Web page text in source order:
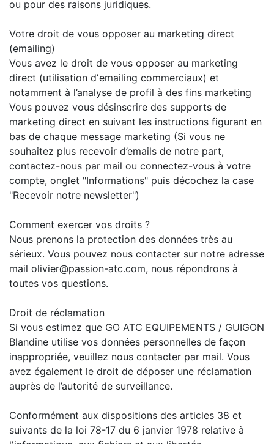
ou pour des raisons juridiques.
Votre droit de vous opposer au marketing direct
(emailing)
Vous avez le droit de vous opposer au marketing
direct (utilisation dʼemailing commerciaux) et
notamment à l’analyse de profil à des fins marketing
Vous pouvez vous désinscrire des supports de
marketing direct en suivant les instructions figurant en
bas de chaque message marketing (Si vous ne
souhaitez plus recevoir d’emails de notre part,
contactez-nous par mail ou connectez-vous à votre
compte, onglet "Informations" puis décochez la case
"Recevoir notre newsletter")
Comment exercer vos droits ?
Nous prenons la protection des données très au
sérieux. Vous pouvez nous contacter sur notre adresse
mail olivier@passion-atc.com, nous répondrons à
toutes vos questions.
Droit de réclamation
Si vous estimez que GO ATC EQUIPEMENTS / GUIGON
Blandine utilise vos données personnelles de façon
inappropriée, veuillez nous contacter par mail. Vous
avez également le droit de déposer une réclamation
auprès de l’autorité de surveillance.
Conformément aux dispositions des articles 38 et
suivants de la loi 78-17 du 6 janvier 1978 relative à